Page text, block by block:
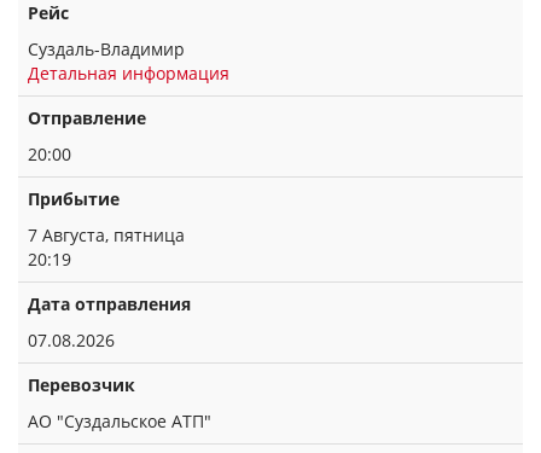
Рейс
Суздаль-Владимир
Детальная информация
Отправление
20:00
Прибытие
7 Августа, пятница
20:19
Дата отправления
07.08.2026
Перевозчик
АО "Суздальское АТП"